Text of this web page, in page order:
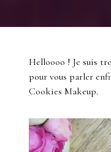
Helloooo ! Je suis
pour vous parler
Cookies Makeup.